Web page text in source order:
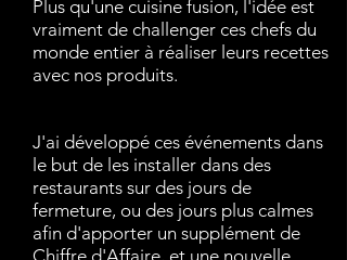
Plus qu'une cuisine fusion, l'idée est
vraiment de challenger ces chefs du
monde entier à réaliser leurs recettes
avec nos produits.
J'ai développé ces événements dans
le but de les installer dans des
restaurants sur des jours de
fermeture, ou des jours plus calmes
afin d'apporter un supplément de
Chiffre d'Affaire, et une nouvelle